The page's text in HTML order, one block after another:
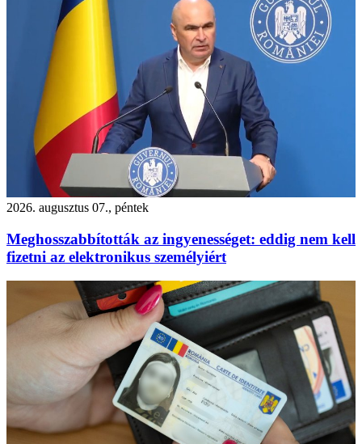
2026. augusztus 07., péntek
Meghosszabbították az ingyenességet: eddig nem kell
fizetni az elektronikus személyiért